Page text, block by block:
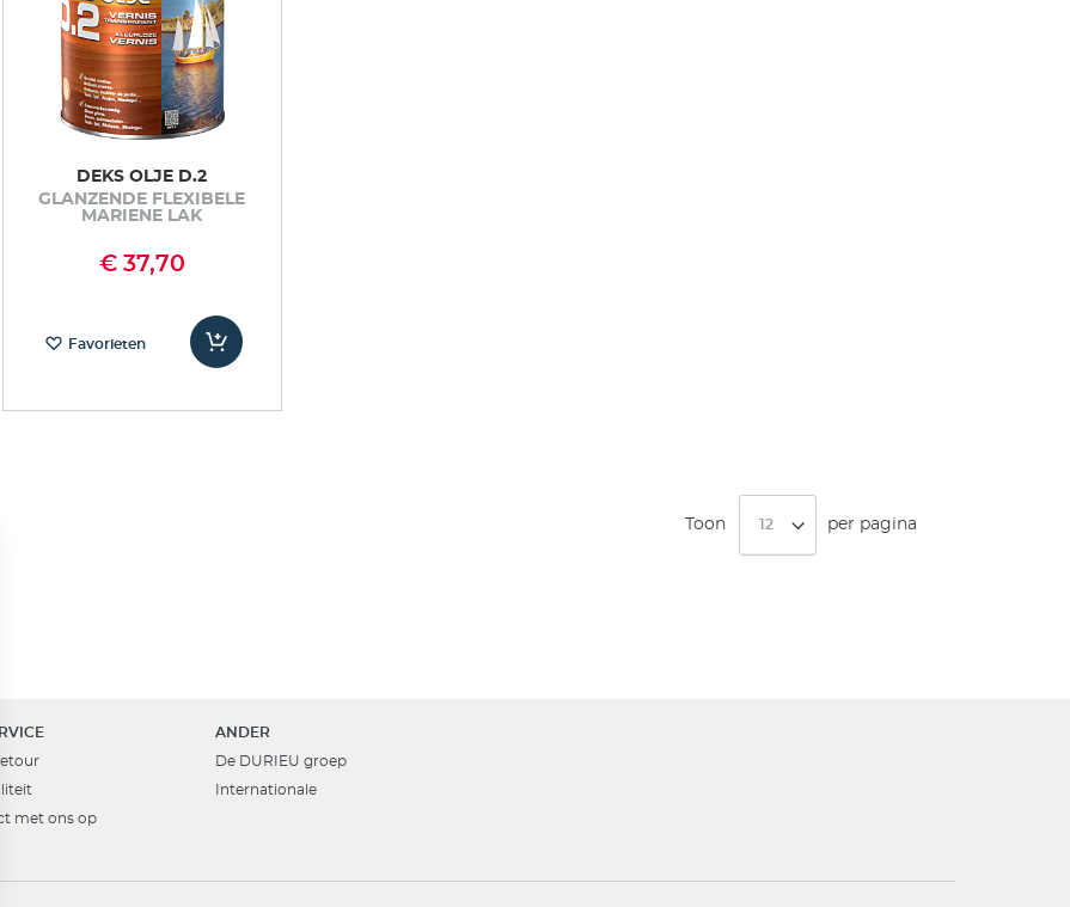
DEKS OLJE D.2
GLANZENDE FLEXIBELE
MARIENE LAK
€ 37,70
Favorieten
Toon per pagina
met ons op
ANDER
De DURIEU groep
Internationale